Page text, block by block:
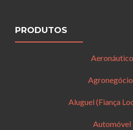
PRODUTOS
Aeronáutico
Aluguel (Fiança
Automóvel